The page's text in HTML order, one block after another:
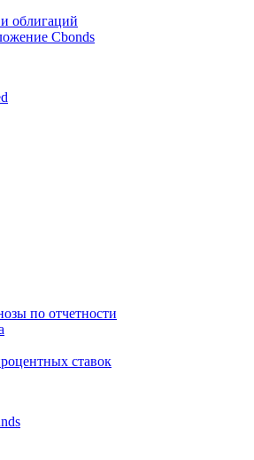
Cbonds
по отчетности
ставок